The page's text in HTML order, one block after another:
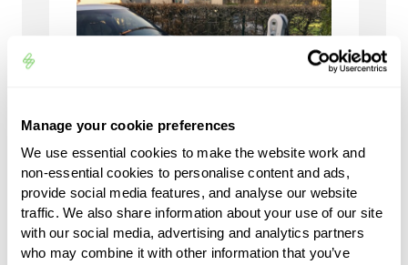
Manage your cookie preferences
We use essential cookies to make the website work and
non-essential cookies to personalise content and ads,
provide social media features, and analyse our website
traffic. We also share information about your use of our site
with our social media, advertising and analytics partners
who may combine it with other information that you’ve
Thuisladen